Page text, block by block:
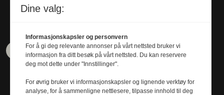
Dine valg:
Informasjonskapsler og personvern
For å gi deg relevante annonser på vårt nettsted bruker vi
informasjon fra ditt besøk på vårt nettsted. Du kan reservere
deg mot dette under "Innstillinger".
For øvrig bruker vi informasjonskapsler og lignende verktøy for
analyse, for å sammenligne nettlesere, tilpasse innhold til deg